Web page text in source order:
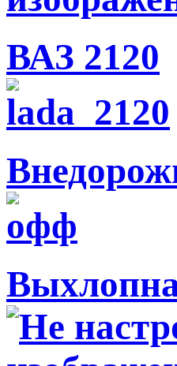
ВАЗ 2120